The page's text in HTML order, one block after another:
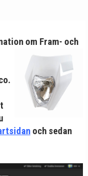
för vald moped
om Fram- och
och sedan